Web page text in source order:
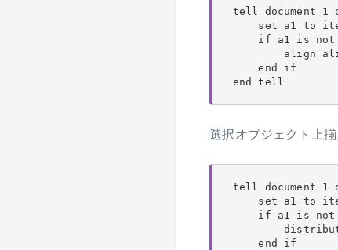
tell document 1
set a1 to
if a1 is not
align
    end if
end tell
選択オブジェクト上揃
tell document 1
set a1 to
if a1 is not
    end if